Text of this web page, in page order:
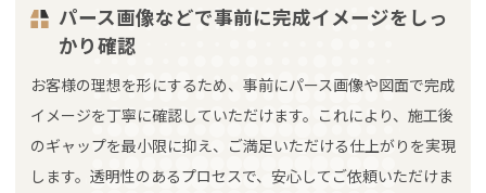
パース画像などで事前に完成イメージをしっ
かり確認
お客様の理想を形にするため、事前にパース画像や図面で完成
イメージを丁寧に確認していただけます。これにより、施工後
のギャップを最小限に抑え、ご満足いただける仕上がりを実現
します。透明性のあるプロセスで、安心してご依頼いただけま